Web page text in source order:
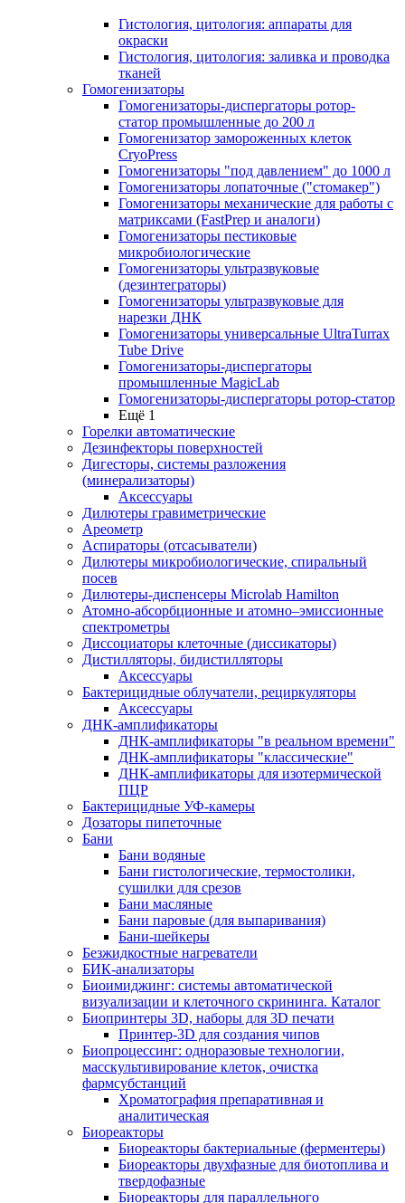
Гистология, цитология: аппараты для
окраски
Гистология, цитология: заливка и проводка
тканей
Гомогенизаторы
Гомогенизаторы-диспергаторы ротор-
статор промышленные до 200 л
Гомогенизатор замороженных клеток
CryoPress
Гомогенизаторы "под давлением" до 1000 л
Гомогенизаторы лопаточные ("стомакер")
Гомогенизаторы механические для работы с
матриксами (FastPrep и аналоги)
Гомогенизаторы пестиковые
микробиологические
Гомогенизаторы ультразвуковые
(дезинтеграторы)
Гомогенизаторы ультразвуковые для
нарезки ДНК
Гомогенизаторы универсальные UltraTurrax
Tube Drive
Гомогенизаторы-диспергаторы
промышленные MagicLab
Гомогенизаторы-диспергаторы ротор-статор
Ещё 1
Горелки автоматические
Дезинфекторы поверхностей
Дигесторы, системы разложения
(минерализаторы)
Аксессуары
Дилютеры гравиметрические
Ареометр
Аспираторы (отсасыватели)
Дилютеры микробиологические, спиральный
посев
Дилютеры-диспенсеры Microlab Hamilton
Атомно-абсорбционные и атомно–эмиссионные
спектрометры
Диссоциаторы клеточные (диссикаторы)
Дистилляторы, бидистилляторы
Аксессуары
Бактерицидные облучатели, рециркуляторы
Аксессуары
ДНК-амплификаторы
ДНК-амплификаторы "в реальном времени"
ДНК-амплификаторы "классические"
ДНК-амплификаторы для изотермической
ПЦР
Бактерицидные УФ-камеры
Дозаторы пипеточные
Бани
Бани водяные
Бани гистологические, термостолики,
сушилки для срезов
Бани масляные
Бани паровые (для выпаривания)
Бани-шейкеры
Безжидкостные нагреватели
БИК-анализаторы
Биоимиджинг: системы автоматической
визуализации и клеточного скрининга. Каталог
Биопринтеры 3D, наборы для 3D печати
Принтер-3D для создания чипов
Биопроцессинг: одноразовые технологии,
масскультивирование клеток, очистка
фармсубстанций
Хроматография препаративная и
аналитическая
Биореакторы
Биореакторы бактериальные (ферментеры)
Биореакторы двухфазные для биотоплива и
твердофазные
Биореакторы для параллельного